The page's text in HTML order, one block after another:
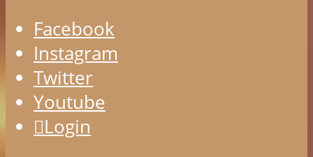
Facebook
Instagram
Twitter
Youtube
Login